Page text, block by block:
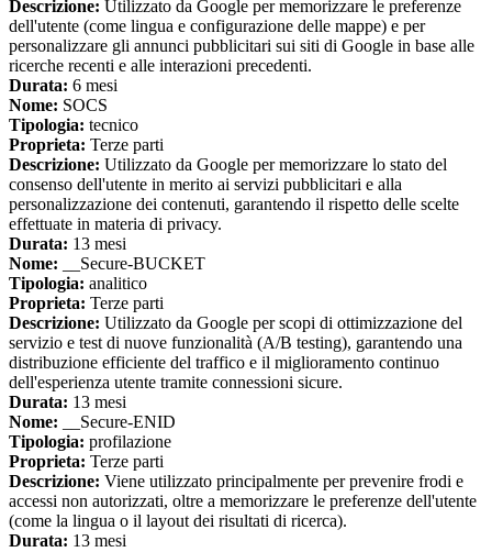
Descrizione: Utilizzato da Google per memorizzare le preferenze
dell'utente (come lingua e configurazione delle mappe) e per
personalizzare gli annunci pubblicitari sui siti di Google in base alle
ricerche recenti e alle interazioni precedenti.
Durata: 6 mesi
Nome: SOCS
Tipologia: tecnico
Proprieta: Terze parti
Descrizione: Utilizzato da Google per memorizzare lo stato del
consenso dell'utente in merito ai servizi pubblicitari e alla
personalizzazione dei contenuti, garantendo il rispetto delle scelte
effettuate in materia di privacy.
Durata: 13 mesi
Nome: __Secure-BUCKET
Tipologia: analitico
Proprieta: Terze parti
Descrizione: Utilizzato da Google per scopi di ottimizzazione del
servizio e test di nuove funzionalità (A/B testing), garantendo una
distribuzione efficiente del traffico e il miglioramento continuo
dell'esperienza utente tramite connessioni sicure.
Durata: 13 mesi
Nome: __Secure-ENID
Tipologia: profilazione
Proprieta: Terze parti
Descrizione: Viene utilizzato principalmente per prevenire frodi e
accessi non autorizzati, oltre a memorizzare le preferenze dell'utente
(come la lingua o il layout dei risultati di ricerca).
Durata: 13 mesi